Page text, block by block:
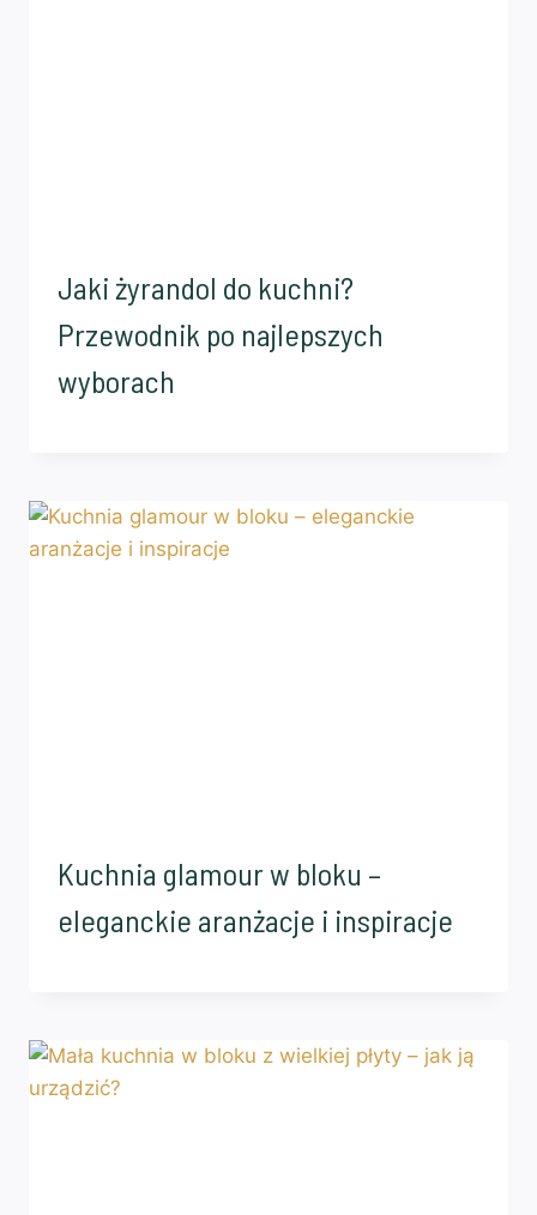
Jaki żyrandol do kuchni?
Przewodnik po najlepszych
wyborach
Kuchnia glamour w bloku –
eleganckie aranżacje i inspiracje